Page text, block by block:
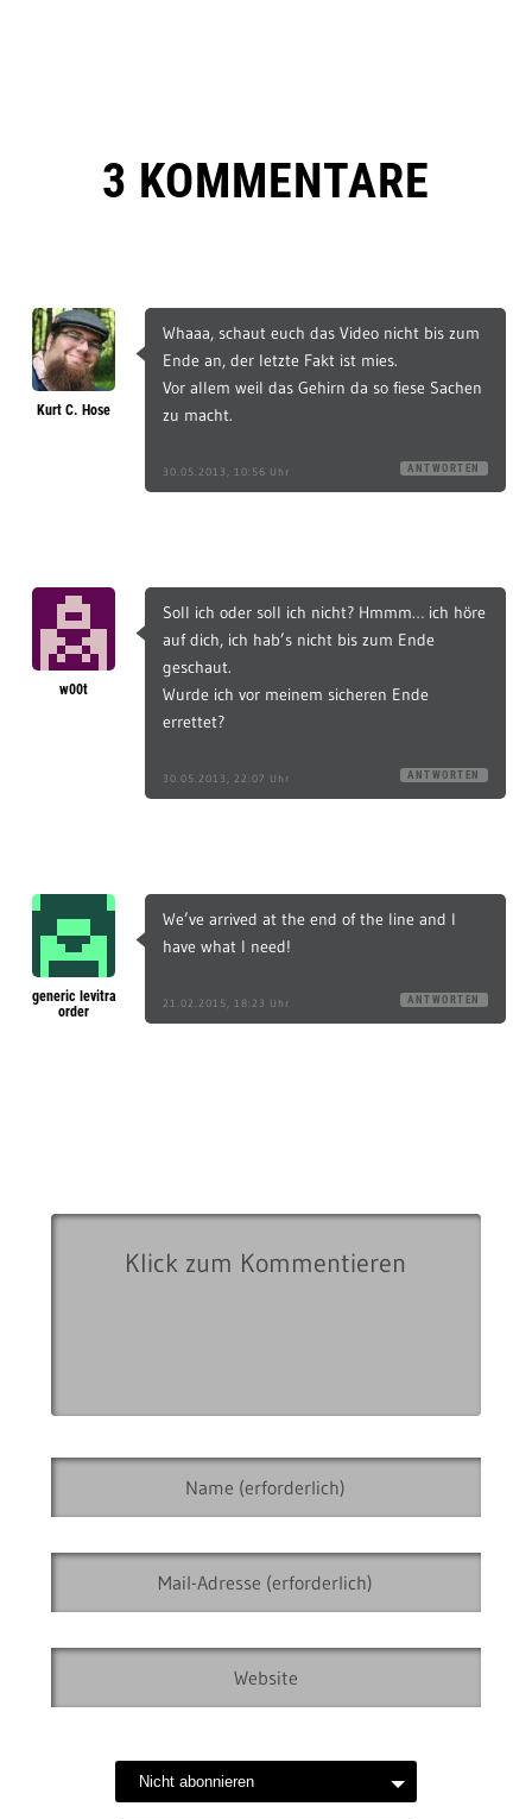
3 KOMMENTARE
Kurt C. Hose
Whaaa, schaut euch das Video nicht bis zum
Ende an, der letzte Fakt ist mies.
Vor allem weil das Gehirn da so fiese Sachen
zu macht.
30.05.2013, 10:56 Uhr ANTWORTEN
w00t
Soll ich oder soll ich nicht? Hmmm… ich höre
auf dich, ich hab’s nicht bis zum Ende
geschaut.
Wurde ich vor meinem sicheren Ende
errettet?
30.05.2013, 22:07 Uhr ANTWORTEN
generic levitra
order
We’ve arrived at the end of the line and I
have what I need!
21.02.2015, 18:23 Uhr ANTWORTEN